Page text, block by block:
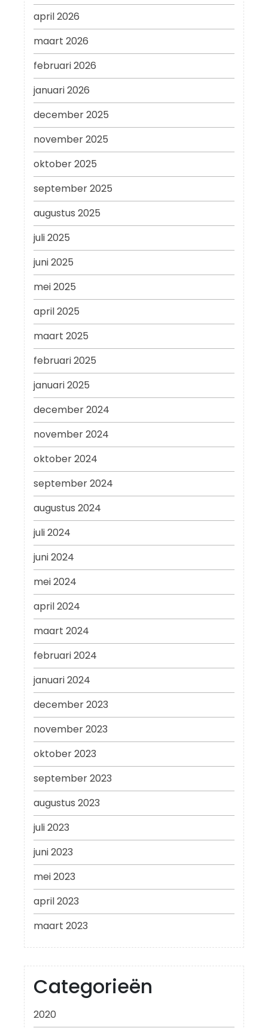
april 2026
maart 2026
februari 2026
januari 2026
december 2025
november 2025
oktober 2025
september 2025
augustus 2025
juli 2025
juni 2025
mei 2025
april 2025
maart 2025
februari 2025
januari 2025
december 2024
november 2024
oktober 2024
september 2024
augustus 2024
juli 2024
juni 2024
mei 2024
april 2024
maart 2024
februari 2024
januari 2024
december 2023
november 2023
oktober 2023
september 2023
augustus 2023
juli 2023
juni 2023
mei 2023
april 2023
maart 2023
Categorieën
2020